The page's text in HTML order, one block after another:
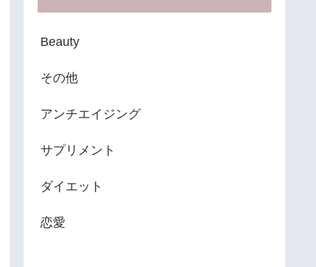
Beauty
その他
アンチエイジング
サプリメント
ダイエット
恋愛